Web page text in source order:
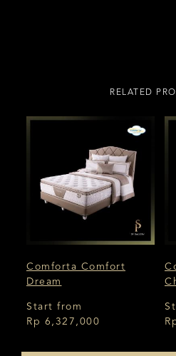
RELATED
Comforta Comfort
Dream
Start from
Rp 6,327,000